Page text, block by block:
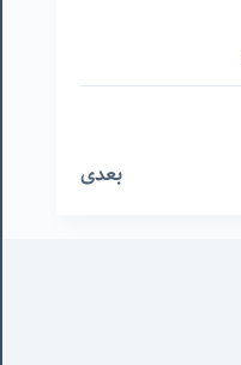
بعدی